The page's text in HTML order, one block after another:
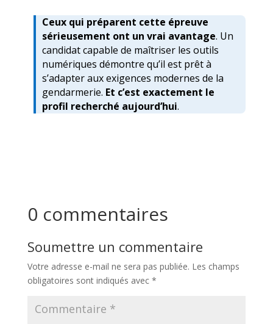
Ceux qui préparent cette épreuve
sérieusement ont un vrai avantage. Un
candidat capable de maîtriser les outils
numériques démontre qu’il est prêt à
s’adapter aux exigences modernes de la
gendarmerie. Et c’est exactement le
profil recherché aujourd’hui.
0 commentaires
Soumettre un commentaire
Votre adresse e-mail ne sera pas publiée. Les champs
obligatoires sont indiqués avec *